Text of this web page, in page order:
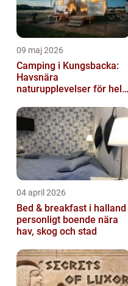
09 maj 2026
Camping i Kungsbacka:
Havsnära
naturupplevelser för hela
04 april 2026
Bed & breakfast i halland
personligt boende nära
hav, skog och stad